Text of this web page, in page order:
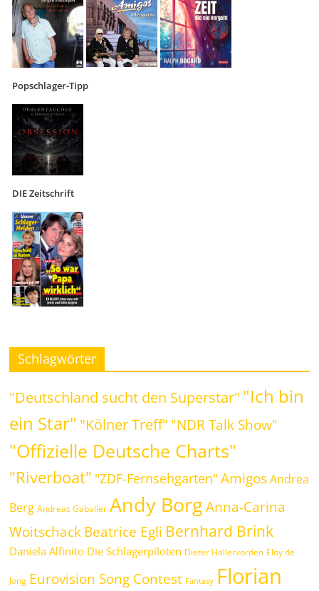
Popschlager-Tipp
DIE Zeitschrift
Schlagwörter
"Deutschland sucht den Superstar" "Ich bin
ein Star" "Kölner Treff" "NDR Talk Show"
"Offizielle Deutsche Charts"
"Riverboat" "ZDF-Fernsehgarten" Amigos Andrea
Berg Andreas Gabalier Andy Borg Anna-Carina
WoitschackBeatrice Egli Bernhard Brink
Daniela Alfinito Die Schlagerpiloten Dieter Hallervorden Eloy de
Jong Eurovision Song Contest Fantasy Florian